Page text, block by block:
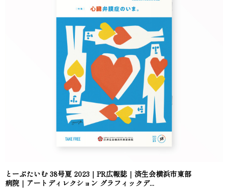
とーぶたいむ 38号夏 2023｜PR広報誌｜済生会横浜市東部
病院｜アートディレクション グラフィックデ...